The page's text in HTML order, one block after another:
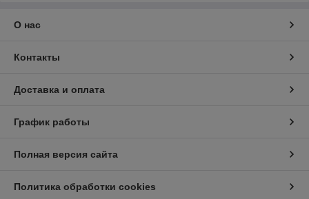
О нас
Контакты
Доставка и оплата
График работы
Полная версия сайта
Политика обработки cookies